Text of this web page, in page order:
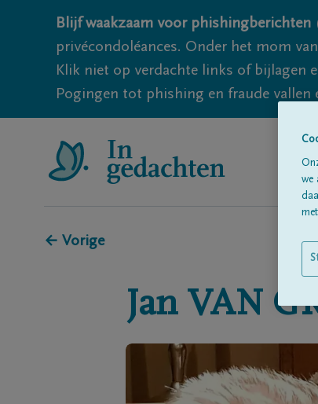
Blijf waakzaam voor
privécondoléances. Onder het mom
Klik niet op verdachte links of bijlagen
Pogingen tot phishing en fraude
← Vorige
Jan VAN
we